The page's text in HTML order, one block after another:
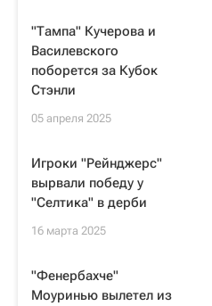
"Тампа" Кучерова и
Василевского
поборется за Кубок
Стэнли
05 апреля 2025
Игроки "Рейнджерс"
вырвали победу у
"Селтика" в дерби
16 марта 2025
"Фенербахче"
Моуринью вылетел из